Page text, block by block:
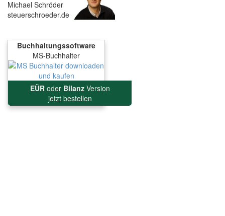
Michael Schröder
steuerschroeder.de
Buchhaltungssoftware
MS-Buchhalter
EÜRoder BilanzVersion
jetzt bestellen